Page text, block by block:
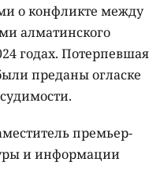
о конфликте между
алматинского
годах. Потерпевшая
преданы огласке
премьер-
и информации